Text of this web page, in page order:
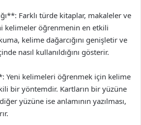
Farklı türde kitaplar, makaleler ve
kelimeler öğrenmenin en etkili
kelime dağarcığını genişletir ve
nasıl kullanıldığını gösterir.
Yeni kelimeleri öğrenmek için kelime
bir yöntemdir. Kartların bir yüzüne
yüzüne ise anlamının yazılması,